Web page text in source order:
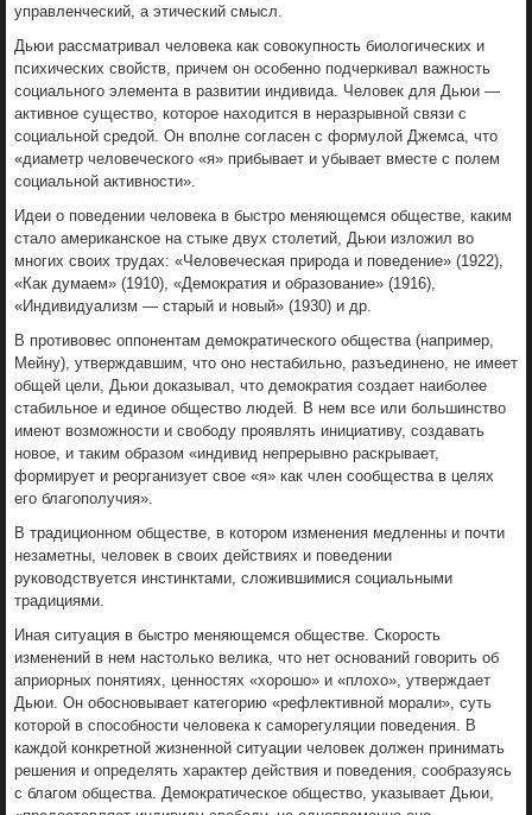
управленческий, а этический смысл.
Дьюи рассматривал человека как совокупность биологических и
психических свойств, причем он особенно подчеркивал важность
социального элемента в развитии индивида. Человек для Дьюи —
активное существо, которое находится в неразрывной связи с
социальной средой. Он вполне согласен с формулой Джемса, что
«диаметр человеческого «я» прибывает и убывает вместе с полем
социальной активности».
Идеи о поведении человека в быстро меняющемся обществе, каким
стало американское на стыке двух столетий, Дьюи изложил во
многих своих трудах: «Человеческая природа и поведение» (1922),
«Как думаем» (1910), «Демократия и образование» (1916),
«Индивидуализм — старый и новый» (1930) и др.
В противовес оппонентам демократического общества (например,
Мейну), утверждавшим, что оно нестабильно, разъединено, не имеет
общей цели, Дьюи доказывал, что демократия создает наиболее
стабильное и единое общество людей. В нем все или большинство
имеют возможности и свободу проявлять инициативу, создавать
новое, и таким образом «индивид непрерывно раскрывает,
формирует и реорганизует свое «я» как член сообщества в целях
его благополучия».
В традиционном обществе, в котором изменения медленны и почти
незаметны, человек в своих действиях и поведении
руководствуется инстинктами, сложившимися социальными
традициями.
Иная ситуация в быстро меняющемся обществе. Скорость
изменений в нем настолько велика, что нет оснований говорить об
априорных понятиях, ценностях «хорошо» и «плохо», утверждает
Дьюи. Он обосновывает категорию «рефлективной морали», суть
которой в способности человека к саморегуляции поведения. В
каждой конкретной жизненной ситуации человек должен принимать
решения и определять характер действия и поведения, сообразуясь
с благом общества. Демократическое общество, указывает Дьюи,